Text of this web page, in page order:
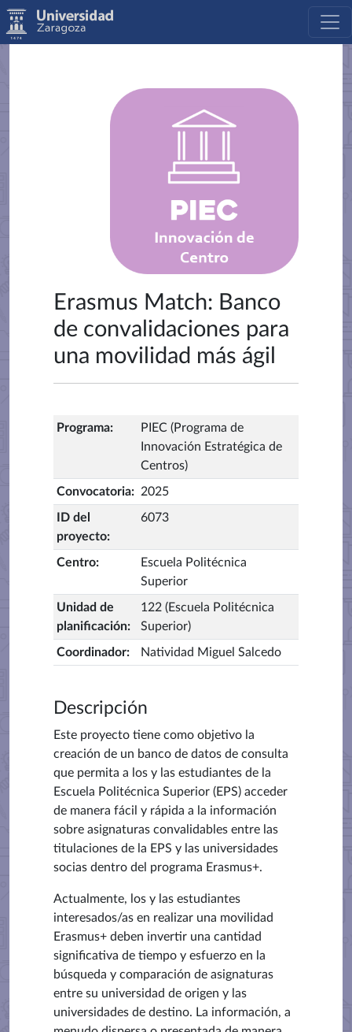
Erasmus Match: Banco
de convalidaciones para
una movilidad más ágil
Programa:
PIEC (Programa de
Innovación Estratégica de
Centros)
Convocatoria: 2025
ID del
proyecto:
6073
Centro:
Escuela Politécnica
Superior
Unidad de
planificación:
122 (Escuela Politécnica
Superior)
Coordinador: Natividad Miguel Salcedo
Descripción
Este proyecto tiene como objetivo la
creación de un banco de datos de consulta
que permita a los y las estudiantes de la
Escuela Politécnica Superior (EPS) acceder
de manera fácil y rápida a la información
sobre asignaturas convalidables entre las
titulaciones de la EPS y las universidades
socias dentro del programa Erasmus+.
Actualmente, los y las estudiantes
interesados/as en realizar una movilidad
Erasmus+ deben invertir una cantidad
significativa de tiempo y esfuerzo en la
búsqueda y comparación de asignaturas
entre su universidad de origen y las
universidades de destino. La información, a